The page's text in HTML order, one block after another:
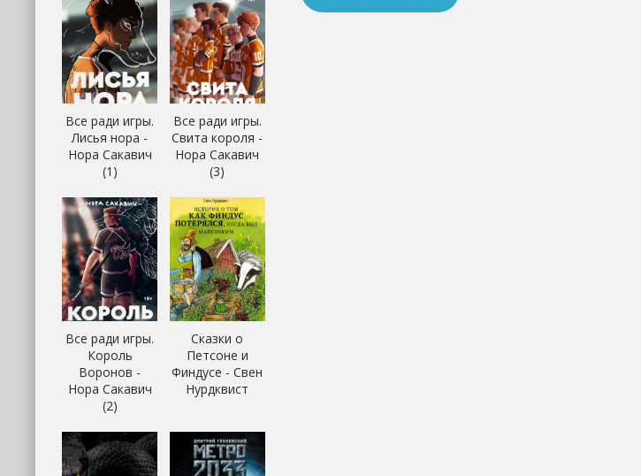
Все ради игры.
Лисья нора -
Нора Сакавич
(1)
Все ради игры.
Свита короля -
Нора Сакавич
(3)
Все ради игры.
Король
Воронов -
Нора Сакавич
(2)
Сказки о
Петсоне и
Финдусе - Свен
Нурдквист